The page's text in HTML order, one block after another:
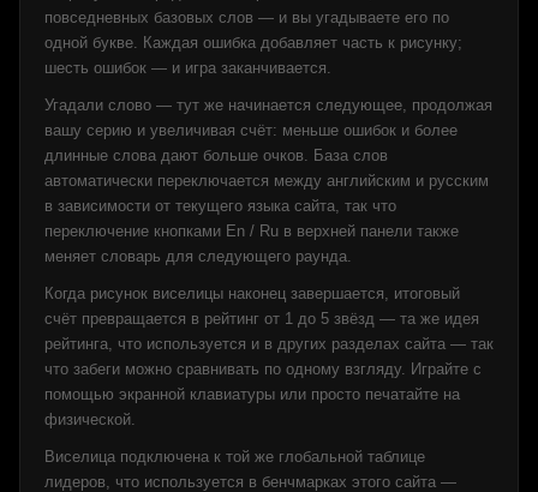
повседневных базовых слов — и вы угадываете его по
одной букве. Каждая ошибка добавляет часть к рисунку;
шесть ошибок — и игра заканчивается.
Угадали слово — тут же начинается следующее, продолжая
вашу серию и увеличивая счёт: меньше ошибок и более
длинные слова дают больше очков. База слов
автоматически переключается между английским и русским
в зависимости от текущего языка сайта, так что
переключение кнопками En / Ru в верхней панели также
меняет словарь для следующего раунда.
Когда рисунок виселицы наконец завершается, итоговый
счёт превращается в рейтинг от 1 до 5 звёзд — та же идея
рейтинга, что используется и в других разделах сайта — так
что забеги можно сравнивать по одному взгляду. Играйте с
помощью экранной клавиатуры или просто печатайте на
физической.
Виселица подключена к той же глобальной таблице
лидеров, что используется в бенчмарках этого сайта —